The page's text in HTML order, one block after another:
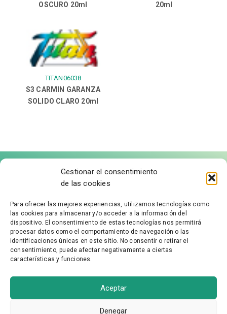
Gestionar el consentimiento
de las cookies
Para ofrecer las mejores experiencias, utilizamos tecnologías como
las cookies para almacenar y/o acceder a la información del
dispositivo. El consentimiento de estas tecnologías nos permitirá
procesar datos como el comportamiento de navegación o las
identificaciones únicas en este sitio. No consentir o retirar el
consentimiento, puede afectar negativamente a ciertas
características y funciones.
Aceptar
Denegar
OSCURO 20ml
20ml
TITAN06038
S3 CARMIN GARANZA
SOLIDO CLARO 20ml
FÁBRICA DE MOLDURAS
Aviso Legal
Política de Privacidad
Accesibilidad
Política de cookies
Condiciones Generales